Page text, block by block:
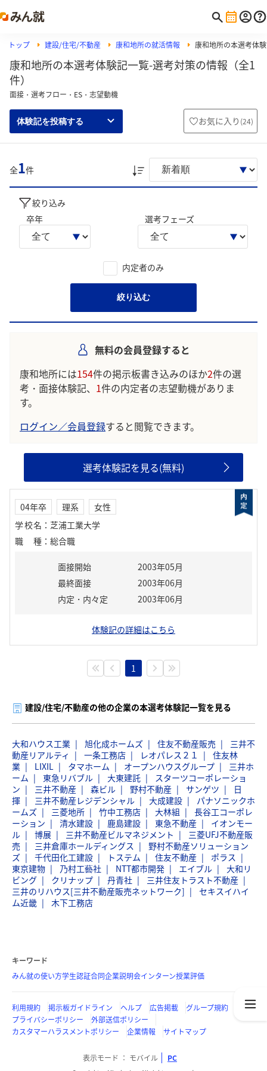
トップ 建設/住宅/不動産 康和地所の就活情報 康和地所の本選考体
康和地所の本選考体験記一覧-選考対策の情報（全1
件）
面接・選考フロー・ES・志望動機
体験記を投稿する お気に入り (24)
全1件
絞り込み
卒年
選考フェーズ
内定者のみ
絞り込む
無料の会員登録すると
康和地所には154件の掲示板書き込みのほか2件の選
考・面接体験記、 1件の内定者の志望動機がありま
す。
ログイン／会員登録すると閲覧できます。
選考体験記を見る(無料)
04年卒 理系
女性
学校名 ： 芝浦工業大学
職種 ： 総合職
面接開始
2003年05月
最終面接
2003年06月
内定・内々定
2003年06月
体験記の詳細はこちら
1
建設/住宅/不動産の他の企業の本選考体験記一覧を見る
大和ハウス工業 旭化成ホームズ 住友不動産販売
三井不
動産リアルティ
一条工務店 レオパレス２１
住友林
業
LIXIL タマホーム オープンハウスグループ
三井ホ
ーム
東急リバブル 大東建託
スターツコーポレーショ
ン
三井不動産 森ビル 野村不動産 サンゲツ
日
揮
三井不動産レジデンシャル 大成建設
パナソニックホ
ームズ
三菱地所 竹中工務店 大林組
長谷工コーポレ
ーション
清水建設 鹿島建設 東急不動産
イオンモー
ル
博展 三井不動産ビルマネジメント
三菱UFJ不動産販
売
三井倉庫ホールディングス
野村不動産ソリューション
ズ
千代田化工建設 トステム 住友不動産
ポラス
東京建物
乃村工藝社 NTT都市開発 エイブル
大和リ
ビング
クリナップ 丹青社
三井住友トラスト不動産
三井のリハウス[三井不動産販売ネットワーク]
セキスイハイ
ム近畿
木下工務店
キーワード
みん就の使い方学生認証合同企業説明会インターン授業評価
利用規約 掲示板ガイドライン ヘルプ 広告掲載
グループ規約
プライバシーポリシー
外部送信ポリシー
カスタマーハラスメントポリシー
企業情報 サイトマップ
表示モード モバイル PC